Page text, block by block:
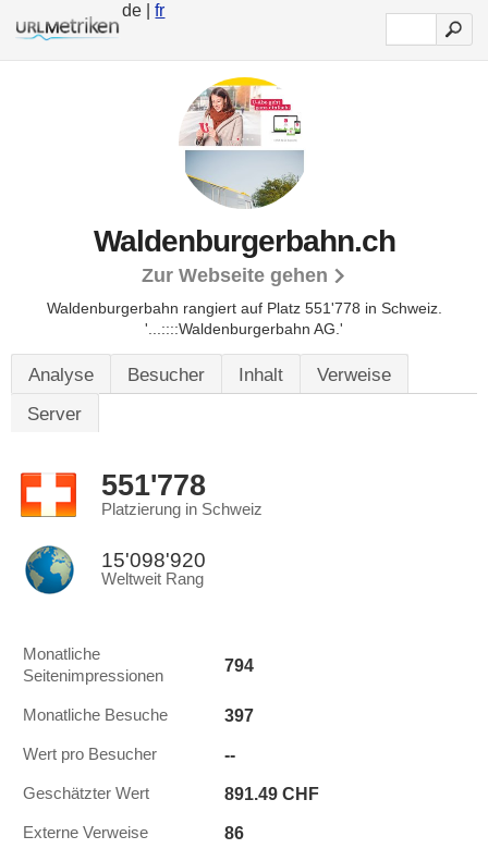
de |fr
Waldenburgerbahn.ch
Zur Webseite gehen
Waldenburgerbahn rangiert auf Platz 551'778 in Schweiz.
'...::::Waldenburgerbahn AG.'
Analyse Besucher Inhalt
Verweise
Server
551'778
Platzierung in Schweiz
15'098'920
Weltweit Rang
Monatliche
Seitenimpressionen
794
Monatliche Besuche 397
Wert pro Besucher --
Geschätzter Wert 891.49 CHF
Externe Verweise 86